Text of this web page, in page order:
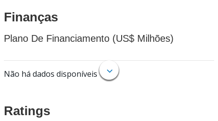
Finanças
Plano De Financiamento (US$ Milhões)
Não há dados disponíveis
Ratings